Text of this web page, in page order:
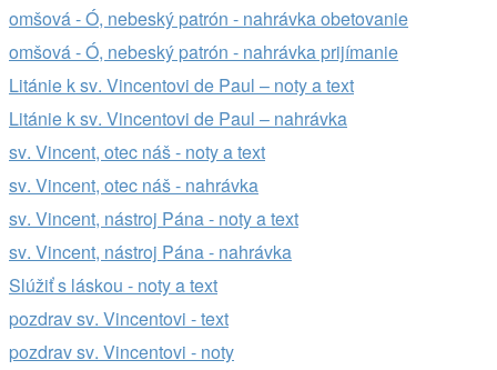
omšová - Ó, nebeský patrón - nahrávka obetovanie
omšová - Ó, nebeský patrón - nahrávka prijímanie
Litánie k sv. Vincentovi de Paul – noty a text
Litánie k sv. Vincentovi de Paul – nahrávka
sv. Vincent, otec náš - noty a text
sv. Vincent, otec náš - nahrávka
sv. Vincent, nástroj Pána - noty a text
sv. Vincent, nástroj Pána - nahrávka
Slúžiť s láskou - noty a text
pozdrav sv. Vincentovi - text
pozdrav sv. Vincentovi - noty